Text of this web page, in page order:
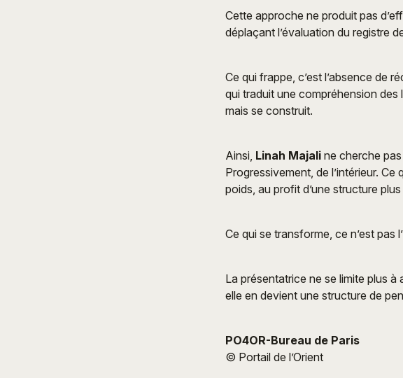
Cette approche ne produit pas
déplaçant l’évaluation du registre
Ce qui frappe, c’est l’absence de
qui traduit une compréhension des
mais se construit.
Ainsi, Linah Majali ne cherche
Progressivement, de l’intérieur.
poids, au profit d’une structure
Ce qui se transforme, ce n’est pas
La présentatrice ne se limite plus à
elle en devient une structure de
PO4OR-Bureau de Paris
© Portail de l’Orient